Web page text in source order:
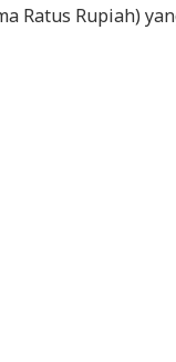
Ratus Rupiah)